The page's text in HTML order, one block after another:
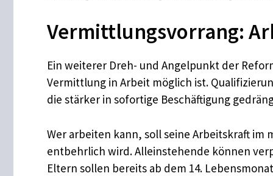
Vermittlungsvorrang:
Ein weiterer Dreh- und Angelpunkt der
Vermittlung in Arbeit möglich ist.
die stärker in sofortige Beschäftigung
Wer arbeiten kann, soll seine Arbeitskraft
entbehrlich wird. Alleinstehende können
Eltern sollen bereits ab dem 14.